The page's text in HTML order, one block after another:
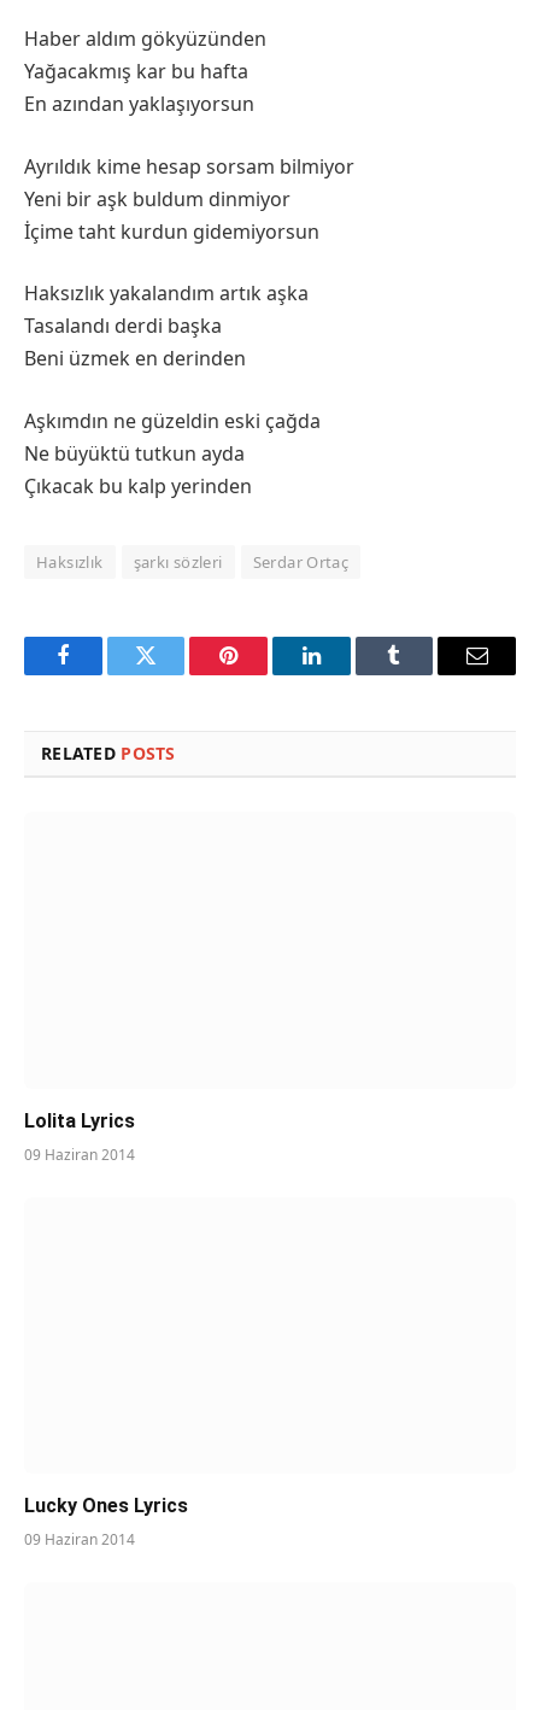
Haber aldım gökyüzünden
Yağacakmış kar bu hafta
En azından yaklaşıyorsun
Ayrıldık kime hesap sorsam bilmiyor
Yeni bir aşk buldum dinmiyor
İçime taht kurdun gidemiyorsun
Haksızlık yakalandım artık aşka
Tasalandı derdi başka
Beni üzmek en derinden
Aşkımdın ne güzeldin eski çağda
Ne büyüktü tutkun ayda
Çıkacak bu kalp yerinden
Haksızlık şarkı sözleri Serdar Ortaç
FacebookTwitter Pinterest LinkedInTumblr Email
RELATED POSTS
Lolita Lyrics
09 Haziran 2014
Lucky Ones Lyrics
09 Haziran 2014